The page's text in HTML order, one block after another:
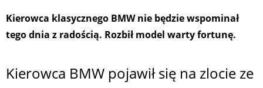
Kierowca klasycznego BMW nie będzie wspominał
tego dnia z radością. Rozbił model warty fortunę.
Kierowca BMW pojawił się na zlocie ze